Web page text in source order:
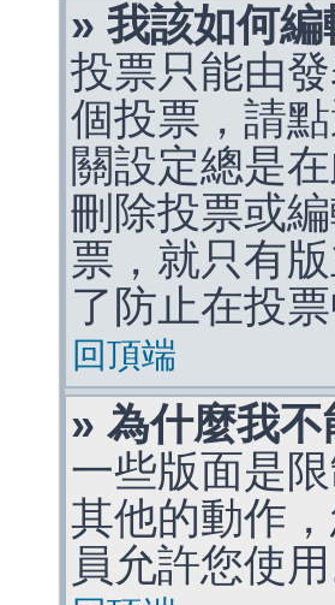
» 我該如何
投票只能由
個投票，請
關設定總是
刪除投票或
票，就只有
了防止在投
回頂端
» 為什麼我
一些版面是
其他的動作
員允許您使用